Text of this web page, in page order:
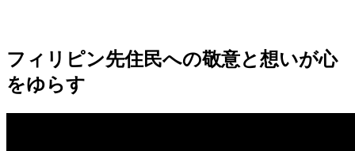
フィリピン先住民への敬意と想いが心
をゆらす